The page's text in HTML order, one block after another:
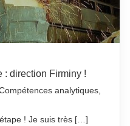
: direction Firminy !
analytiques,
! Je suis très […]